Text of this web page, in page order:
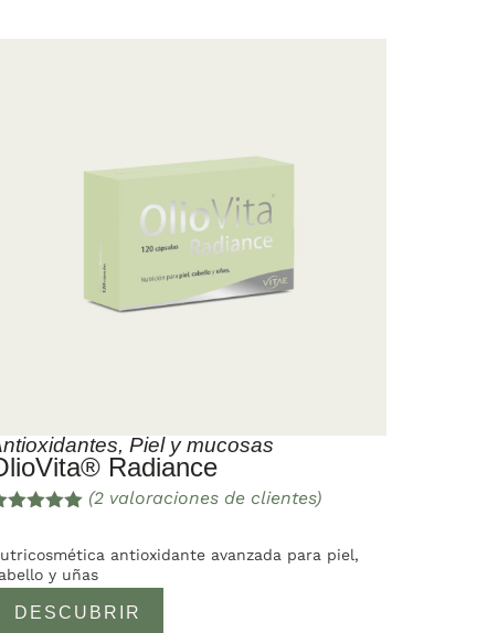
, Piel y mucosas
Radiance
DESCUBRIR
en base
de
(2 valoraciones de clientes)
antioxidante avanzada para piel,
y uñas